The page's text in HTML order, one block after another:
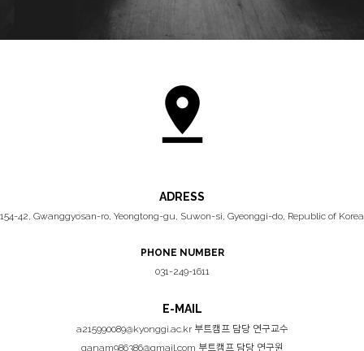
pin_drop
ADRESS
154-42, Gwanggyosan-ro, Yeongtong-gu, Suwon-si, Gyeonggi-do, Republic of Korea
PHONE NUMBER
031-249-1611
E-MAIL
a215990089@kyonggi.ac.kr 부트캠프 담당 연구교수
ganam986386@gmail.com 부트캠프 담당 연구원